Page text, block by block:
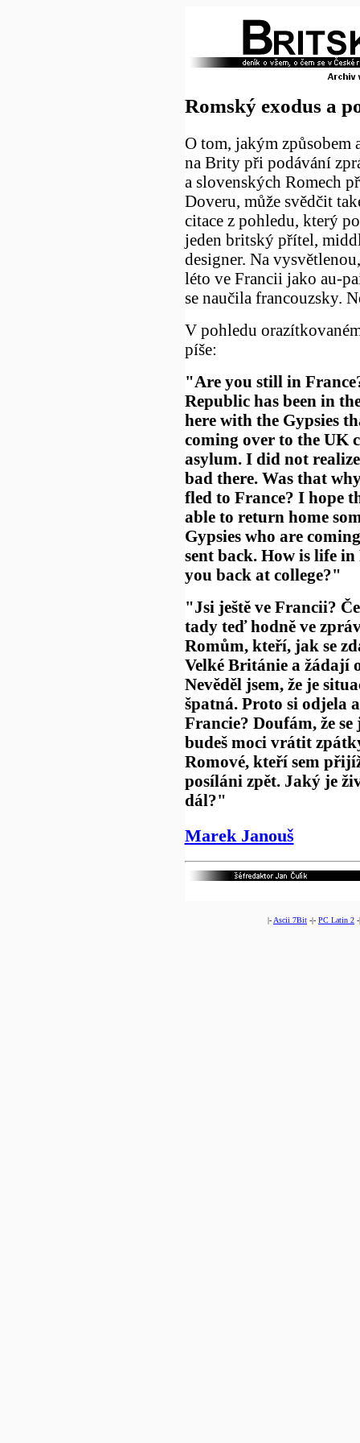
Romský exodus a
O tom, jakým způsobem
na Brity při podávání
a slovenských Romech
Doveru, může svědčit
citace z pohledu, který
jeden britský přítel,
designer. Na
léto ve Francii jako au-
se naučila francouzsky.
V pohledu
píše:
"Are you still in
Republic has been in
here with the Gypsies
coming over to the UK
asylum. I did not
bad there. Was that
fled to France? I hope
able to return home
Gypsies who are
sent back. How is life
you back at college?"
"Jsi ještě ve Francii?
tady teď hodně ve
Romům, kteří, jak se
Velké Británie a žádají
Nevěděl jsem, že je
špatná. Proto si odjela
Francie? Doufám, že se
budeš moci vrátit
Romové, kteří sem
posíláni zpět. Jaký je
dál?"
Marek Janouš
|- Ascii 7Bit -|- PC Latin 2